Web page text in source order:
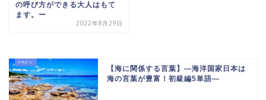
の呼び方ができる大人はもて
ます。ー
2022年8月29日
【海に関係する言葉】―海洋国家日本は
海の言葉が豊富！初級編5単語―